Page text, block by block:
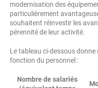
modernisation des
particulièrement
souhaitent réinvestir les
pérennité de leur activité.
Le tableau ci-dessous
fonction du personnel :
Nombre de salariés